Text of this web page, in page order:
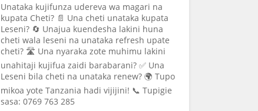
Unataka kujifunza udereva wa magari na
kupata Cheti? 📄 Una cheti unataka kupata
Leseni? 🔄 Unajua kuendesha lakini huna
cheti wala leseni na unataka refresh upate
cheti? 🛣️ Una nyaraka zote muhimu lakini
unahitaji kujifua zaidi barabarani? ✅ Una
Leseni bila cheti na unataka renew? 🌍 Tupo
mikoa yote Tanzania hadi vijijini! 📞 Tupigie
sasa: 0769 763 285